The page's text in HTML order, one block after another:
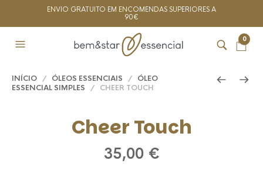
ENVIO GRATUITO EM ENCOMENDAS SUPERIORES A
90€
0
INÍCIO / ÓLEOS ESSENCIAIS / ÓLEO
ESSENCIAL SIMPLES / CHEER TOUCH
Cheer Touch
35,00 €